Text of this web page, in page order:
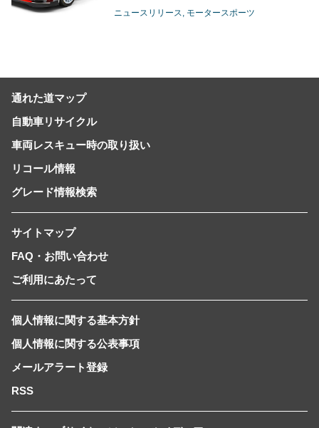
ニュースリリース モータースポーツ
通れた道マップ
自動車リサイクル
車両レスキュー時の取り扱い
リコール情報
グレード情報検索
サイトマップ
FAQ・お問い合わせ
ご利用にあたって
個人情報に関する基本方針
個人情報に関する公表事項
メールアラート登録
RSS